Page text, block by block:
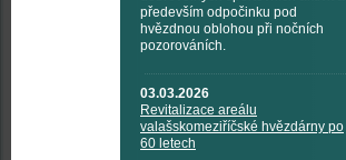
především odpočinku pod
hvězdnou oblohou při nočních
pozorováních.
03.03.2026
Revitalizace areálu
valašskomeziříčské hvězdárny po
60 letech